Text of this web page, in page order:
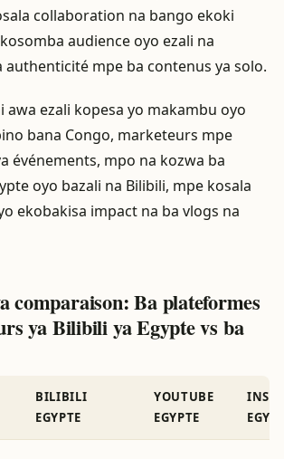
collaboration na bango ekoki
audience oyo ezali na
authenticité mpe ba contenus ya solo.
awa ezali kopesa yo makambu oyo
bana Congo, marketeurs mpe
événements, mpo na kozwa ba
oyo bazali na Bilibili, mpe kosala
ekobakisa impact na ba vlogs na
comparaison: Ba plateformes
ya Bilibili ya Egypte vs ba
BILIBILI
EGYPTE
YOUTUBE
EGYPTE